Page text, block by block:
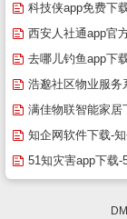
科技侠app免费下
西安人社通app官
版 去哪儿钓鱼app下
浩邈社区物业服务
版 满佳物联智能家居
知企网软件下载-
51知灾害app下载